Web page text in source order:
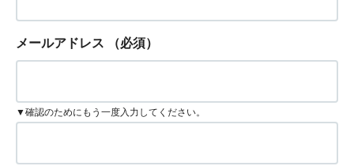
メールアドレス （必須）
▼確認のためにもう一度入力してください。